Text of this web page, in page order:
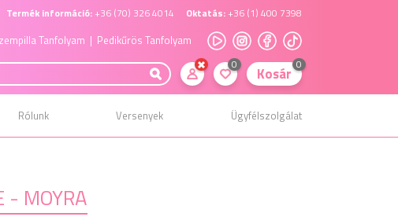
Termék információ: +36 (70) 326 4014 Oktatás: +36 (1) 400 7398
Tanfolyam | Pedikűrös Tanfolyam
0 Kosár 0
Rólunk Versenyek Ügyfélszolgálat
- MOYRA